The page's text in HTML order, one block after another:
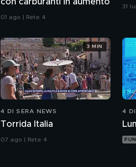
con carburanti in aumento
01 ago | Rete 4
31
4 DI SERA NEWS
Torrida Italia
07 ago | Rete 4
3 MIN
4 DI